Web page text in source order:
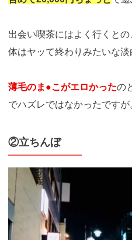
出会い喫茶にはよく行くと
体はヤッて終わりみたいな
薄毛のま●こがエロかったの
でハズレではなかったですが
②立ちんぼ